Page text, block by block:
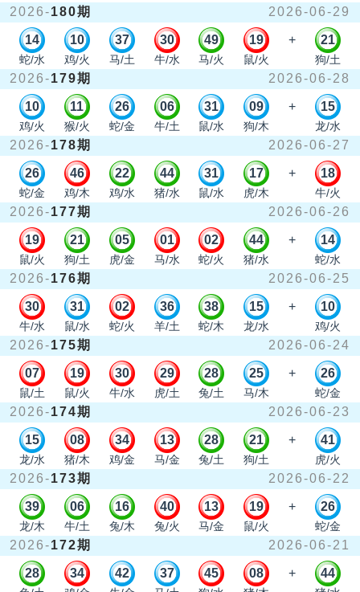
2026-180期 2026-06-29
14
蛇/水
10
鸡/火
37
马/土
30
牛/水
49
马/火
19
鼠/火
+ 21
狗/土
2026-179期 2026-06-28
10
鸡/火
11
猴/火
26
蛇/金
06
牛/土
31
鼠/水
09
狗/木
+ 15
龙/水
2026-178期 2026-06-27
26
蛇/金
46
鸡/木
22
鸡/水
44
猪/水
31
鼠/水
17
虎/木
+ 18
牛/火
2026-177期 2026-06-26
19
鼠/火
21
狗/土
05
虎/金
01
马/水
02
蛇/火
44
猪/水
+ 14
蛇/水
2026-176期 2026-06-25
30
牛/水
31
鼠/水
02
蛇/火
36
羊/土
38
蛇/木
15
龙/水
+ 10
鸡/火
2026-175期 2026-06-24
07
鼠/土
19
鼠/火
30
牛/水
29
虎/土
28
兔/土
25
马/木
+ 26
蛇/金
2026-174期 2026-06-23
15
龙/水
08
猪/木
34
鸡/金
13
马/金
28
兔/土
21
狗/土
+ 41
虎/火
2026-173期 2026-06-22
39
龙/木
06
牛/土
16
兔/木
40
兔/火
13
马/金
19
鼠/火
+ 26
蛇/金
2026-172期 2026-06-21
28 34 42 37 45 08 + 44